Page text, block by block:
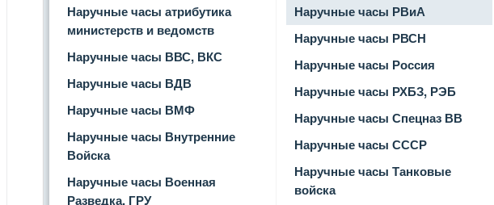
Наручные часы атрибутика
министерств и ведомств
Наручные часы ВВС, ВКС
Наручные часы ВДВ
Наручные часы ВМФ
Наручные часы Внутренние
Войска
Наручные часы Военная
Разведка, ГРУ
Наручные часы РВиА
Наручные часы РВСН
Наручные часы Россия
Наручные часы РХБЗ, РЭБ
Наручные часы Спецназ ВВ
Наручные часы СССР
Наручные часы Танковые
войска